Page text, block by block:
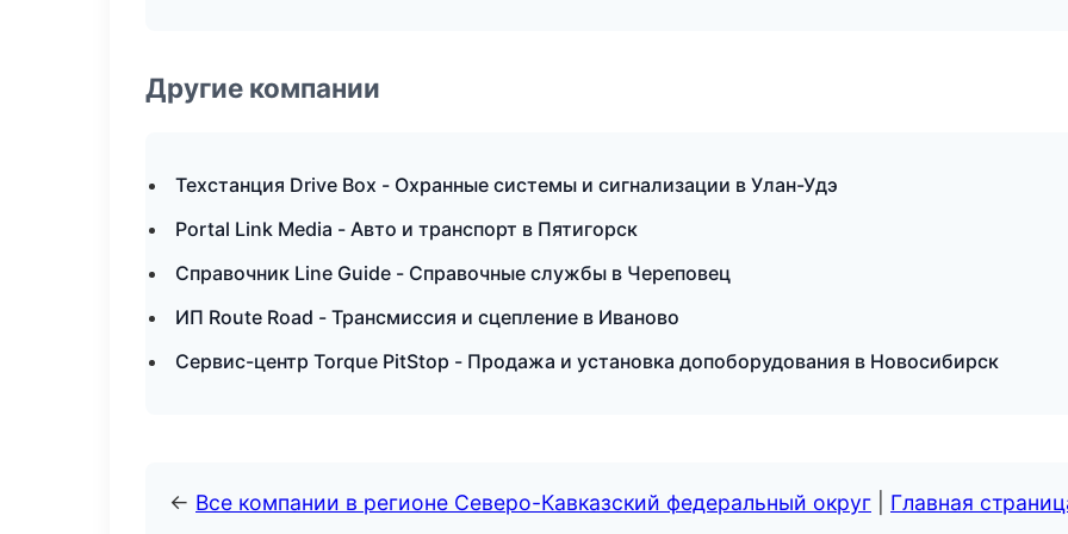
Другие компании
Техстанция Drive Box - Охранные системы и сигнализации в Улан-Удэ
Portal Link Media - Авто и транспорт в Пятигорск
Справочник Line Guide - Справочные службы в Череповец
ИП Route Road - Трансмиссия и сцепление в Иваново
Сервис-центр Torque PitStop - Продажа и установка допоборудования в Новосибирск
← Все компании в регионе Северо-Кавказский федеральный округ Главная